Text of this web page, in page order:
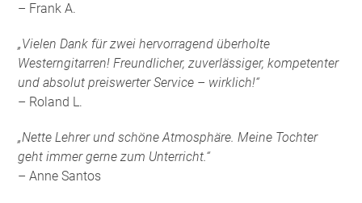
– Frank A.
„Vielen Dank für zwei hervorragend überholte
Westerngitarren! Freundlicher, zuverlässiger, kompetenter
und absolut preiswerter Service – wirklich!“
– Roland L.
„Nette Lehrer und schöne Atmosphäre. Meine Tochter
geht immer gerne zum Unterricht.“
– Anne Santos